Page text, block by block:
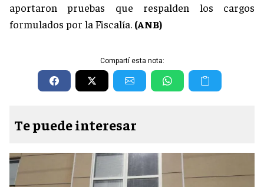
aportaron pruebas que respalden los cargos
formulados por la Fiscalía. (ANB)
Compartí esta nota:
Te puede interesar